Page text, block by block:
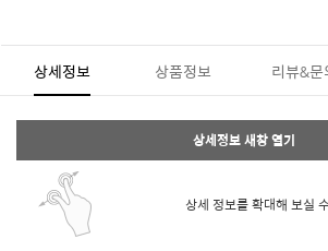
상세정보 상품정보 리뷰&문
상세정보 새창 열기
상세 정보를 확대해 보실